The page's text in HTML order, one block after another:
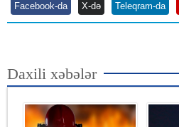
Facebook-da X-də Teleqram-da
Daxili xəbələr